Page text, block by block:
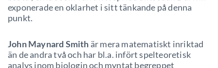
exponerade en oklarhet i sitt tänkande på denna
punkt.
John Maynard Smith är mera matematiskt inriktad
än de andra två och har bl.a. infört spelteoretisk
analys inom biologin och myntat begreppet